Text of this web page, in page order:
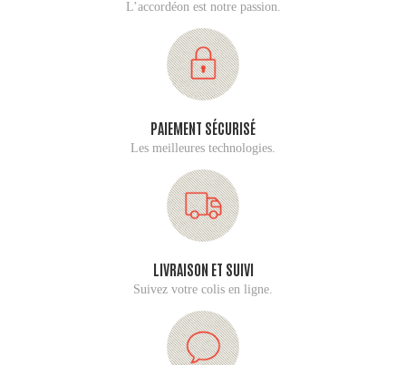
L’accordéon est notre passion.
PAIEMENT SÉCURISÉ
Les meilleures technologies.
LIVRAISON ET SUIVI
Suivez votre colis en ligne.